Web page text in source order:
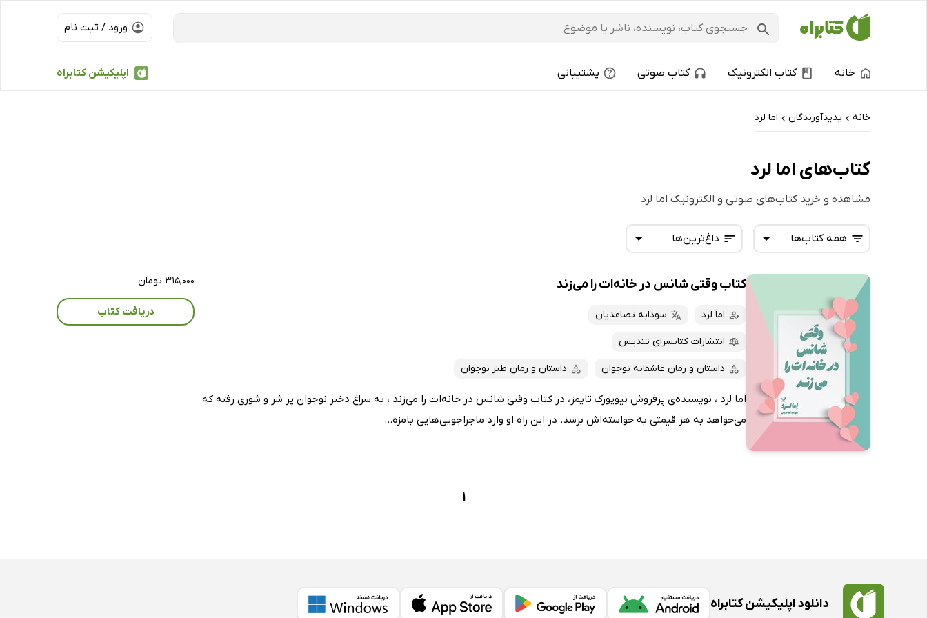
ورود / ثبت نام
اپلیکیشن کتابراه خانه کتاب الکترونیک کتاب صوتی پشتیبانی
خانه › پدیدآورندگان › اما لرد
کتاب‌های اما لرد
مشاهده و خرید کتاب‌های صوتی و الکترونیک اما لرد
داغ‌ترین‌ها
تازه‌ها
داغ‌ترین‌ها
پرفروش‌ها
پربحث‌ها
همه کتاب‌ها
همه کتاب‌ها
کتاب‌های صوتی
کتاب‌های متنی
کتاب وقتی شانس در خانه‌ات را می‌زند
اما لرد سودابه تصاعدیان
انتشارات کتابسرای تندیس
داستان و رمان عاشقانه نوجوان داستان و رمان طنز نوجوان
اما لرد ، نویسنده‌ی پرفروش نیویورک تایمز، در کتاب وقتی شانس در خانه‌ات را می‌زند ، به سراغ دختر نوجوان پر شر و شوری رفته که
می‌خواهد به هر قیمتی به خواسته‌اش برسد. در این راه او وارد ماجراجویی‌هایی بامزه...
۳۱۵,۰۰۰ تومان
دریافت کتاب
1
دانلود اپلیکیشن کتابراه